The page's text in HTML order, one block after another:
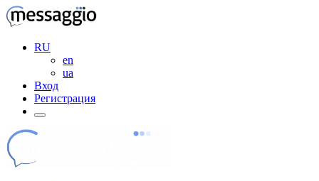
RU
en
ua
Вход
Регистрация